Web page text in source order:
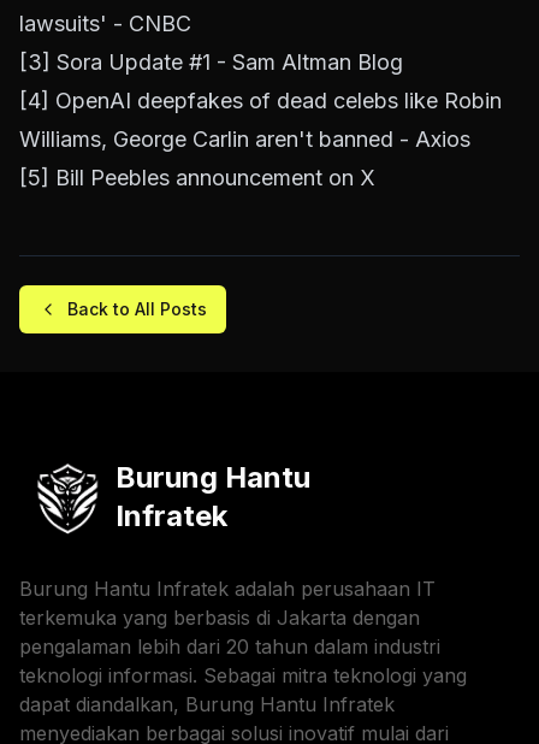
lawsuits' - CNBC
[3] Sora Update #1 - Sam Altman Blog
[4] OpenAI deepfakes of dead celebs like Robin
Williams, George Carlin aren't banned - Axios
[5] Bill Peebles announcement on X
Back to All Posts
Burung Hantu
Infratek
Burung Hantu Infratek adalah perusahaan IT
terkemuka yang berbasis di Jakarta dengan
pengalaman lebih dari 20 tahun dalam industri
teknologi informasi. Sebagai mitra teknologi yang
dapat diandalkan, Burung Hantu Infratek
menyediakan berbagai solusi inovatif mulai dari